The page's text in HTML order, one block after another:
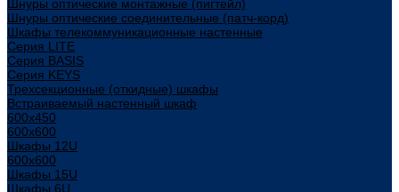
Шнуры оптические монтажные (пигтейл)
Шнуры оптические соединительные (патч-корд)
Шкафы телекоммуникационные настенные
Cерия LITE
Cерия BASIS
Cерия KEYS
Трехсекционные (откидные) шкафы
Встраиваемый настенный шкаф
600x450
600x600
Шкафы 12U
600x600
Шкафы 15U
Шкафы 6U